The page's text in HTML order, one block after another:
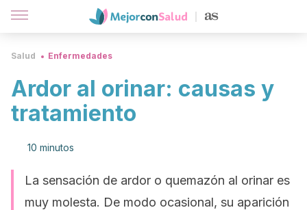
Salud Enfermedades
Ardor al orinar: causas y
tratamiento
10 minutos
La sensación de ardor o quemazón al orinar es
muy molesta. De modo ocasional, su aparición